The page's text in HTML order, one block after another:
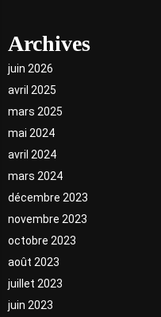
Archives
juin 2026
avril 2025
mars 2025
mai 2024
avril 2024
mars 2024
décembre 2023
novembre 2023
octobre 2023
août 2023
juillet 2023
juin 2023